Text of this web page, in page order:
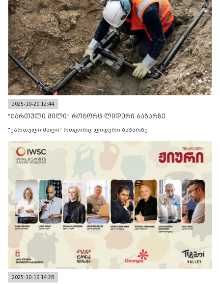
2025-10-20 12:44
“ქართული მილი” როგორც ლიდერი ბაზარზე
“ქართული მილი” როგორც ლიდერი ბაზარზე
2025-10-16 14:28